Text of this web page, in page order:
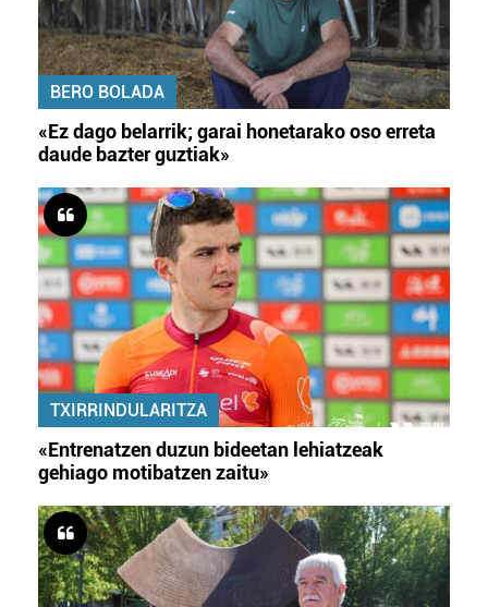
BERO BOLADA
«Ez dago belarrik; garai honetarako oso erreta
daude bazter guztiak»
TXIRRINDULARITZA
«Entrenatzen duzun bideetan lehiatzeak
gehiago motibatzen zaitu»